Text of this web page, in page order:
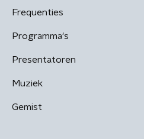
Frequenties
Programma's
Presentatoren
Muziek
Gemist